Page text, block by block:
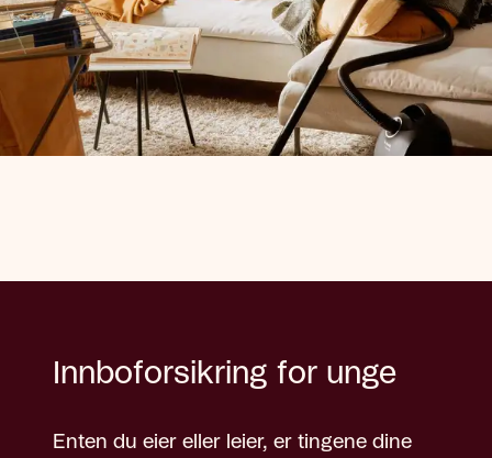
Innboforsikring for unge
Enten du eier eller leier, er tingene dine